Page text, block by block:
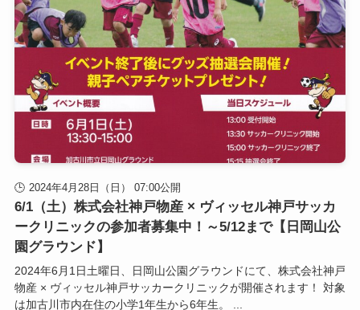
2024年4月28日（日） 07:00公開
6/1（土）株式会社神戸物産 × ヴィッセル神戸サッカ
ークリニックの参加者募集中！～5/12まで【日岡山公
園グラウンド】
2024年6月1日土曜日、日岡山公園グラウンドにて、株式会社神戸
物産 × ヴィッセル神戸サッカークリニックが開催されます！ 対象
は加古川市内在住の小学1年生から6年生。 ...